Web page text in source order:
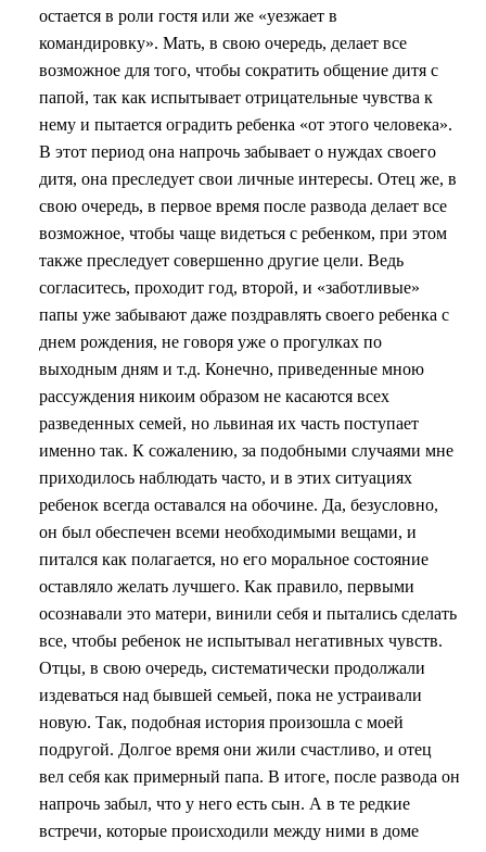
остается в роли гостя или же «уезжает в
командировку». Мать, в свою очередь, делает все
возможное для того, чтобы сократить общение дитя с
папой, так как испытывает отрицательные чувства к
нему и пытается оградить ребенка «от этого человека».
В этот период она напрочь забывает о нуждах своего
дитя, она преследует свои личные интересы. Отец же, в
свою очередь, в первое время после развода делает все
возможное, чтобы чаще видеться с ребенком, при этом
также преследует совершенно другие цели. Ведь
согласитесь, проходит год, второй, и «заботливые»
папы уже забывают даже поздравлять своего ребенка с
днем рождения, не говоря уже о прогулках по
выходным дням и т.д. Конечно, приведенные мною
рассуждения никоим образом не касаются всех
разведенных семей, но львиная их часть поступает
именно так. К сожалению, за подобными случаями мне
приходилось наблюдать часто, и в этих ситуациях
ребенок всегда оставался на обочине. Да, безусловно,
он был обеспечен всеми необходимыми вещами, и
питался как полагается, но его моральное состояние
оставляло желать лучшего. Как правило, первыми
осознавали это матери, винили себя и пытались сделать
все, чтобы ребенок не испытывал негативных чувств.
Отцы, в свою очередь, систематически продолжали
издеваться над бывшей семьей, пока не устраивали
новую. Так, подобная история произошла с моей
подругой. Долгое время они жили счастливо, и отец
вел себя как примерный папа. В итоге, после развода он
напрочь забыл, что у него есть сын. А в те редкие
встречи, которые происходили между ними в доме